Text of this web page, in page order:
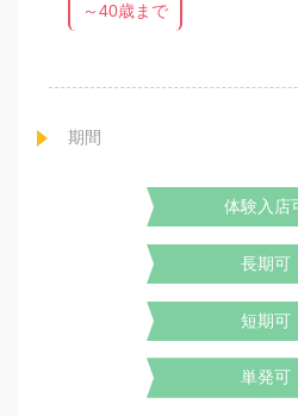
～40歳まで
期間
体験入店
長期可
短期可
単発可